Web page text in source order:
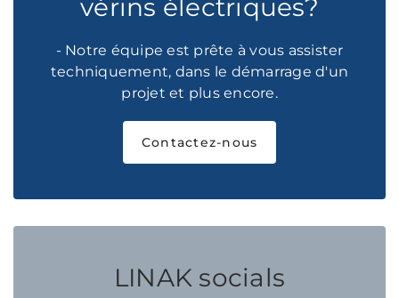
vérins électriques?
- Notre équipe est prête à vous assister
techniquement, dans le démarrage d'un
projet et plus encore.
Contactez-nous
LINAK socials